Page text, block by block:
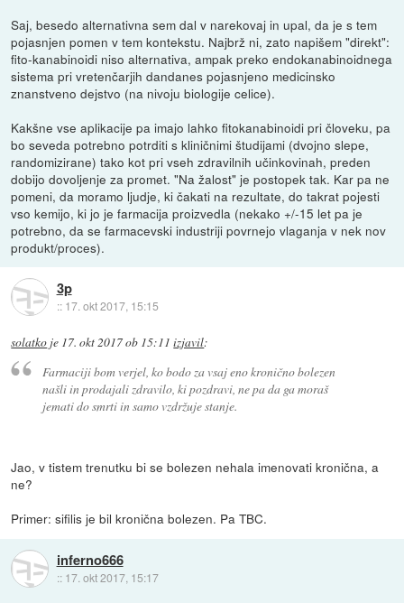
Saj, besedo alternativna sem dal v narekovaj in upal, da je s tem
pojasnjen pomen v tem kontekstu. Najbrž ni, zato napišem "direkt":
fito-kanabinoidi niso alternativa, ampak preko endokanabinoidnega
sistema pri vretenčarjih dandanes pojasnjeno medicinsko
znanstveno dejstvo (na nivoju biologije celice).
Kakšne vse aplikacije pa imajo lahko fitokanabinoidi pri človeku, pa
bo seveda potrebno potrditi s kliničnimi študijami (dvojno slepe,
randomizirane) tako kot pri vseh zdravilnih učinkovinah, preden
dobijo dovoljenje za promet. "Na žalost" je postopek tak. Kar pa ne
pomeni, da moramo ljudje, ki čakati na rezultate, do takrat pojesti
vso kemijo, ki jo je farmacija proizvedla (nekako +/-15 let pa je
potrebno, da se farmacevski industriji povrnejo vlaganja v nek nov
produkt/proces).
3p
:: 17. okt 2017, 15:15
solatko je 17. okt 2017 ob 15:11 izjavil:
Farmaciji bom verjel, ko bodo za vsaj eno kronično bolezen
našli in prodajali zdravilo, ki pozdravi, ne pa da ga moraš
jemati do smrti in samo vzdržuje stanje.
Jao, v tistem trenutku bi se bolezen nehala imenovati kronična, a
ne?
Primer: sifilis je bil kronična bolezen. Pa TBC.
inferno666
:: 17. okt 2017, 15:17